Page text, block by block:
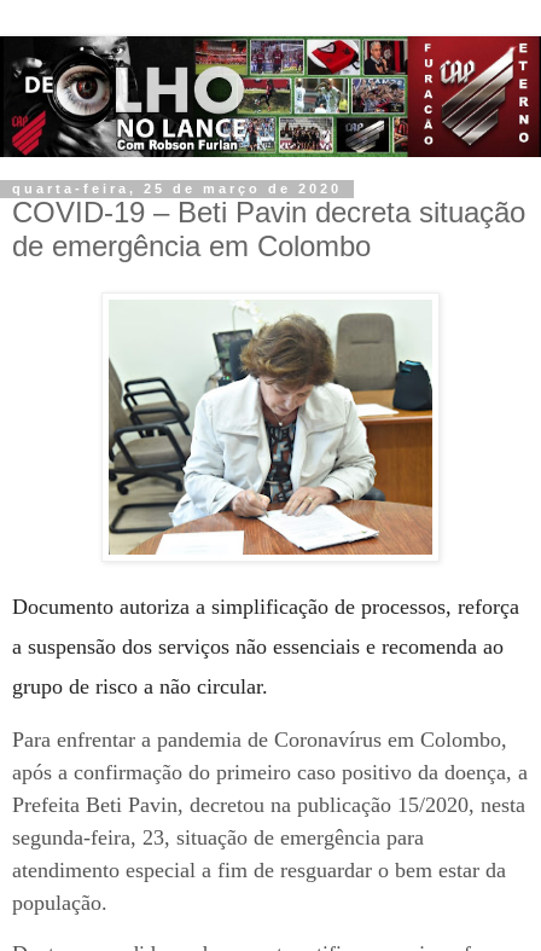
quarta-feira, 25 de março de 2020
COVID-19 – Beti Pavin decreta situação
de emergência em Colombo
Documento autoriza a simplificação de processos, reforça
a suspensão dos serviços não essenciais e recomenda ao
grupo de risco a não circular.
Para enfrentar a pandemia de Coronavírus em Colombo,
após a confirmação do primeiro caso positivo da doença, a
Prefeita Beti Pavin, decretou na publicação 15/2020, nesta
segunda-feira, 23, situação de emergência para
atendimento especial a fim de resguardar o bem estar da
população.